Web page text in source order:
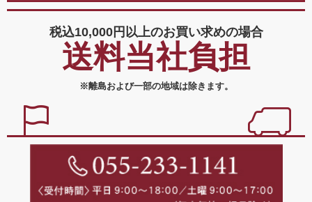
税込10,000円以上のお買い求めの場合
送料当社負担
※離島および一部の地域は除きます。